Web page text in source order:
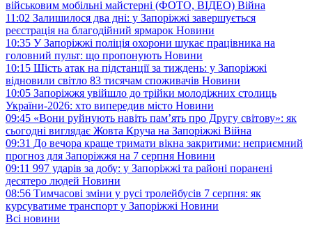
військовим мобільні майстерні (ФОТО, ВІДЕО) Війна
11:02 Залишилося два дні: у Запоріжжі завершується
реєстрація на благодійний ярмарок Новини
10:35 У Запоріжжі поліція охорони шукає працівника на
головний пульт: що пропонують Новини
10:15 Шість атак на підстанції за тиждень: у Запоріжжі
відновили світло 83 тисячам споживачів Новини
10:05 Запоріжжя увійшло до трійки молодіжних столиць
України-2026: хто випередив місто Новини
09:45 «Вони руйнують навіть пам’ять про Другу світову»: як
сьогодні виглядає Жовта Круча на Запоріжжі Війна
09:31 До вечора краще тримати вікна закритими: неприємний
прогноз для Запоріжжя на 7 серпня Новини
09:11 997 ударів за добу: у Запоріжжі та районі поранені
десятеро людей Новини
08:56 Тимчасові зміни у русі тролейбусів 7 серпня: як
курсуватиме транспорт у Запоріжжі Новини
Всі новини